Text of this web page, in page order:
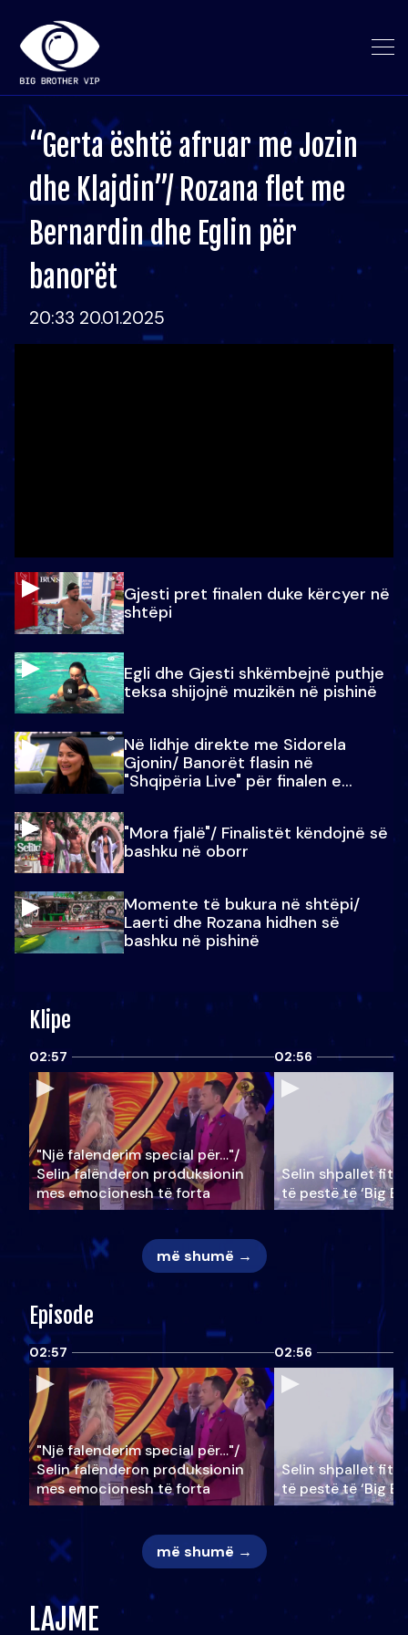
“Gerta është afruar me Jozin
dhe Klajdin”/ Rozana flet me
Bernardin dhe Eglin për
banorët
20:33 20.01.2025
Gjesti pret finalen duke kërcyer në
shtëpi
Egli dhe Gjesti shkëmbejnë puthje
teksa shijojnë muzikën në pishinë
Në lidhje direkte me Sidorela
Gjonin/ Banorët flasin në
"Shqipëria Live" për finalen e
"Mora fjalë"/ Finalistët këndojnë së
bashku në oborr
Momente të bukura në shtëpi/
Laerti dhe Rozana hidhen së
bashku në pishinë
Klipe
02:57
"Një falenderim special për…"/
Selin falënderon produksionin
mes emocionesh të forta
02:56
Selin shpallet
të pestë të ‘Big
më shumë →
Episode
02:57
"Një falenderim special për…"/
Selin falënderon produksionin
mes emocionesh të forta
02:56
Selin shpallet
të pestë të ‘Big
më shumë →
LAJME